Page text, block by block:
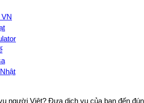
người Việt? Đưa dịch vụ của bạn đến